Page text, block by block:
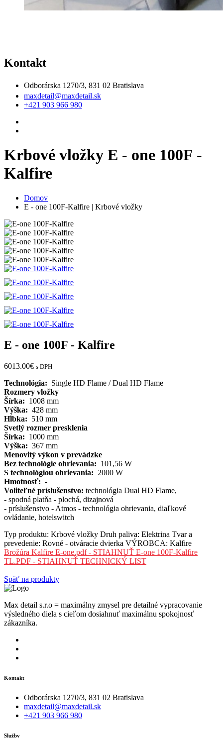
Kontakt
Odborárska 1270/3, 831 02 Bratislava
maxdetail@maxdetail.sk
+421 903 966 980
Krbové vložky E - one 100F -
Kalfire
Domov
E - one 100F-Kalfire | Krbové vložky
E - one 100F - Kalfire
6013.00€ s DPH
Technológia: Single HD Flame / Dual HD Flame
Rozmery vložky
Šírka: 1008 mm
Výška: 428 mm
Hĺbka: 510 mm
Svetlý rozmer presklenia
Šírka: 1000 mm
Výška: 367 mm
Menovitý výkon v prevádzke
Bez technológie ohrievania: 101,56 W
S technológiou ohrievania: 2000 W
Hmotnosť: -
Voliteľné príslušenstvo: technológia Dual HD Flame,
- spodná platňa - plochá, dizajnová
- príslušenstvo - Atmos - technológia ohrievania, diaľkové
ovládanie, hotelswitch
Typ produktu: Krbové vložky Druh paliva: Elektrina Tvar a
prevedenie: Rovné - otváracie dvierka VÝROBCA: Kalfire
Brožúra Kalfire E-one.pdf - STIAHNUŤ E-one 100F-Kalfire
TL.PDF - STIAHNUŤ TECHNICKÝ LIST
Späť na produkty
Max detail s.r.o = maximálny zmysel pre detailné vypracovanie
výsledného diela s cieľom dosiahnuť maximálnu spokojnosť
zákazníka.
Kontakt
Odborárska 1270/3, 831 02 Bratislava
maxdetail@maxdetail.sk
+421 903 966 980
Služby